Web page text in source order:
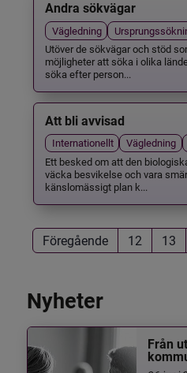
Andra sökvägar
Vägledning
Utöver de sökvägar och stöd
möjligheter att söka i olika
söka efter person...
Att bli avvisad
Internationellt Vägledning
Ett besked om att den
väcka besvikelse och vara
känslomässigt plan k...
Föregående 12 13
Nyheter
Från